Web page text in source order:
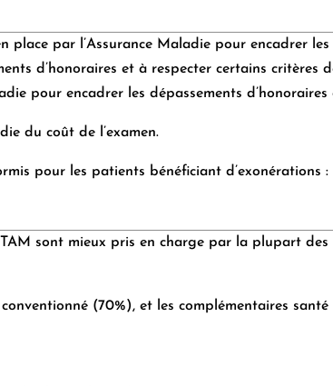
par l’Assurance Maladie pour encadrer les
d’honoraires et à respecter certains critères
pour encadrer les dépassements
du coût de l’examen.
pour les patients bénéficiant d’exonérations :
sont mieux pris en charge par la plupart
(70%), et les complémentaires